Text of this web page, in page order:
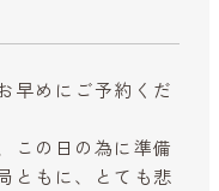
早めにご予約くだ
この日の為に準備
ともに、とても悲